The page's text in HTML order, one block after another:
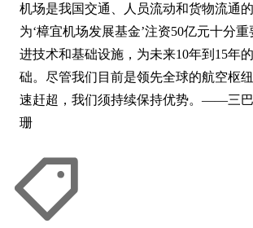
机场是我国交通、人员流动和货物流通
为‘樟宜机场发展基金’注资50亿元十分
进技术和基础设施，为未来10年到15年
础。尽管我们目前是领先全球的航空枢
速赶超，我们须持续保持优势。——三
珊